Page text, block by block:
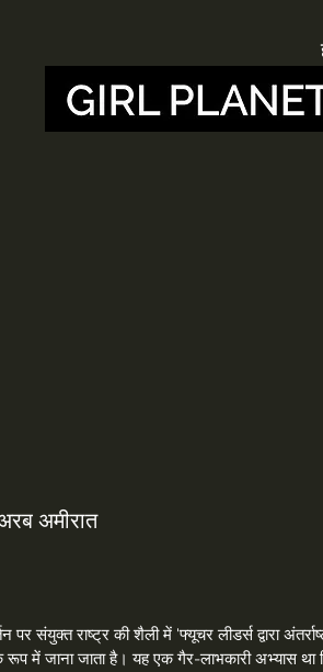
अमीरात
पर संयुक्त राष्ट्र की शैली में 'फ्यूचर लीडर्स द्वारा
में जाना जाता है। यह एक गैर-लाभकारी अभ्यास था